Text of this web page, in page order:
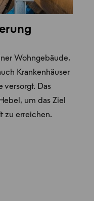
Wohngebäude,
Krankenhäuser
versorgt. Das
um das Ziel
zu erreichen.